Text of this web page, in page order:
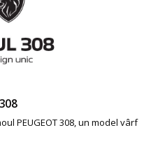
PEUGEOT 308, un model vârf